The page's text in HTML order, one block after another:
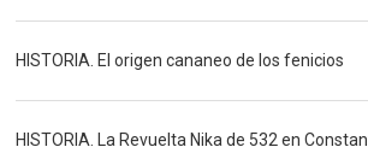
HISTORIA. El origen cananeo de los fenicios
HISTORIA. La Revuelta Nika de 532 en